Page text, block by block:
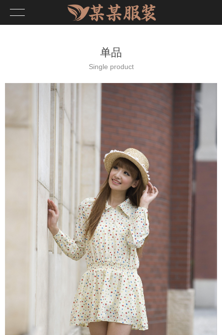
单品
Single product